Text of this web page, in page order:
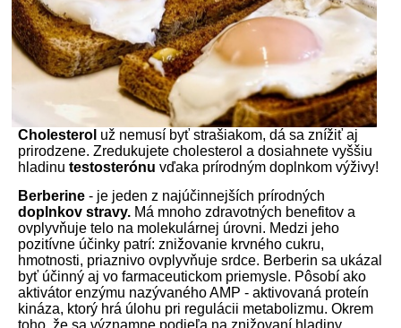
Cholesterol už nemusí byť strašiakom, dá sa znížiť aj
prirodzene. Zredukujete cholesterol a dosiahnete vyššiu
hladinu testosterónu vďaka prírodným doplnkom výživy!
Berberine - je jeden z najúčinnejších prírodných
doplnkov stravy. Má mnoho zdravotných benefitov a
ovplyvňuje telo na molekulárnej úrovni. Medzi jeho
pozitívne účinky patrí: znižovanie krvného cukru,
hmotnosti, priaznivo ovplyvňuje srdce. Berberin sa ukázal
byť účinný aj vo farmaceutickom priemysle. Pôsobí ako
aktivátor enzýmu nazývaného AMP - aktivovaná proteín
kináza, ktorý hrá úlohu pri regulácii metabolizmu. Okrem
toho, že sa významne podieľa na znižovaní hladiny